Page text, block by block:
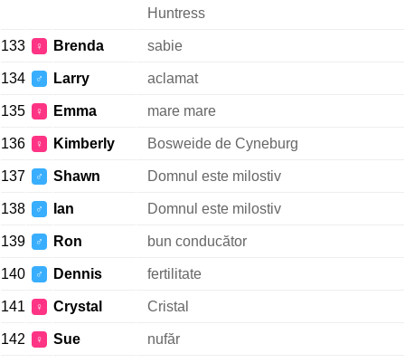
Huntress
133 ♀ Brenda sabie
134 ♂ Larry aclamat
135 ♀ Emma mare mare
136 ♀ Kimberly Bosweide de Cyneburg
137 ♂ Shawn Domnul este milostiv
138 ♂ Ian Domnul este milostiv
139 ♂ Ron bun conducător
140 ♂ Dennis fertilitate
141 ♀ Crystal Cristal
142 ♀ Sue nufăr